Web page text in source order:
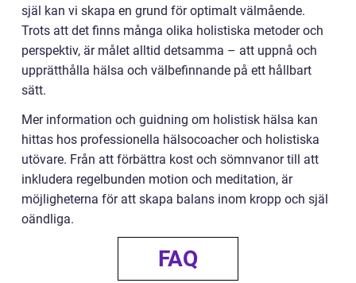
själ kan vi skapa en grund för optimalt välmående.
Trots att det finns många olika holistiska metoder och
perspektiv, är målet alltid detsamma – att uppnå och
upprätthålla hälsa och välbefinnande på ett hållbart
sätt.
Mer information och guidning om holistisk hälsa kan
hittas hos professionella hälsocoacher och holistiska
utövare. Från att förbättra kost och sömnvanor till att
inkludera regelbunden motion och meditation, är
möjligheterna för att skapa balans inom kropp och själ
oändliga.
FAQ